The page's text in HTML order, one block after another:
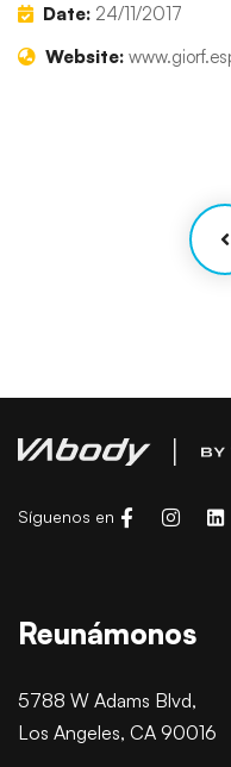
Date: 24/11/2017
Website:
Síguenos en
Reunámonos
5788 W Adams Blvd,
Los Angeles, CA 90016